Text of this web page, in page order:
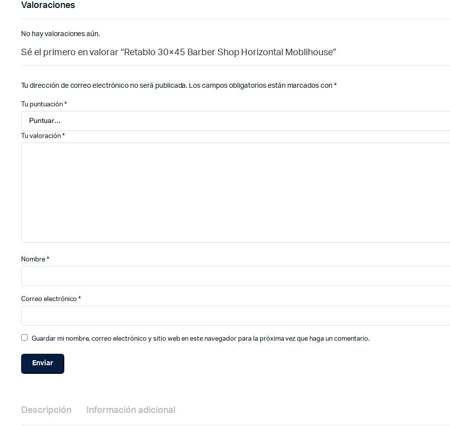
Valoraciones
No hay valoraciones aún.
Sé el primero en valorar “Retablo 30×45 Barber Shop Horizontal Moblihouse”
Tu dirección de correo electrónico no será publicada. Los campos obligatorios están marcados con*
Tu puntuación *
Tu valoración *
Nombre *
Correo electrónico*
Guardar mi nombre, correo electrónico y sitio web en este navegador para la próxima vez que haga un comentario.
Descripción Información adicional